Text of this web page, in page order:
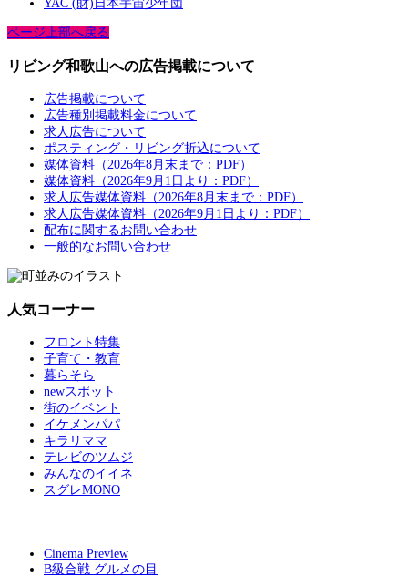
YAC (財)日本宇宙少年団
ページ上部へ戻る
リビング和歌山への広告掲載について
広告掲載について
広告種別掲載料金について
求人広告について
ポスティング・リビング折込について
媒体資料（2026年8月末まで：PDF）
媒体資料（2026年9月1日より：PDF）
求人広告媒体資料（2026年8月末まで：PDF）
求人広告媒体資料（2026年9月1日より：PDF）
配布に関するお問い合わせ
一般的なお問い合わせ
人気コーナー
フロント特集
子育て・教育
暮らそら
newスポット
街のイベント
イケメンパパ
キラリママ
テレビのツムジ
みんなのイイネ
スグレMONO
Cinema Preview
B級合戦 グルメの目